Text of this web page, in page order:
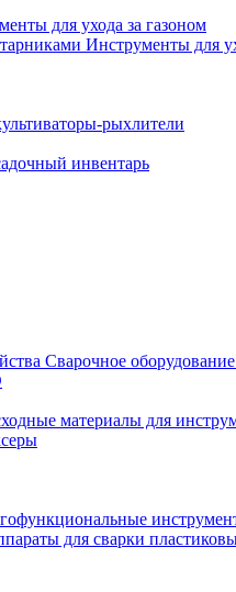
для ухода за газоном
Инструменты для
рыхлители
инвентарь
Сварочное
материалы для
для сварки